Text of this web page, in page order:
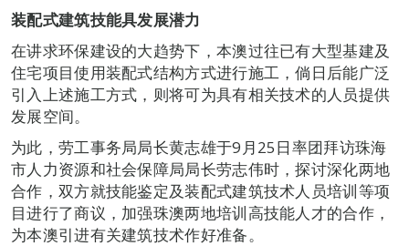
装配式建筑技能具发展潜力
在讲求环保建设的大趋势下，本澳过往已有大型基建及
住宅项目使用装配式结构方式进行施工，倘日后能广泛
引入上述施工方式，则将可为具有相关技术的人员提供
发展空间。
为此，劳工事务局局长黄志雄于9月25日率团拜访珠海
市人力资源和社会保障局局长劳志伟时，探讨深化两地
合作，双方就技能鉴定及装配式建筑技术人员培训等项
目进行了商议，加强珠澳两地培训高技能人才的合作，
为本澳引进有关建筑技术作好准备。